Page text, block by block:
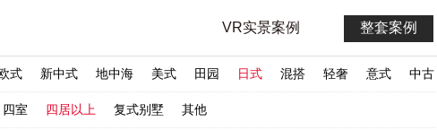
VR实景案例 整套案例
式 新中式 地中海 美式 田园 日式 混搭 轻奢 意式 中古
四室 四居以上 复式别墅 其他